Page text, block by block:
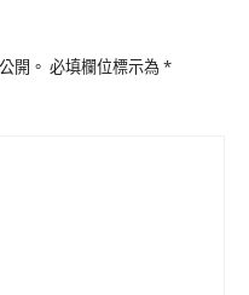
開。 必填欄位標示為*